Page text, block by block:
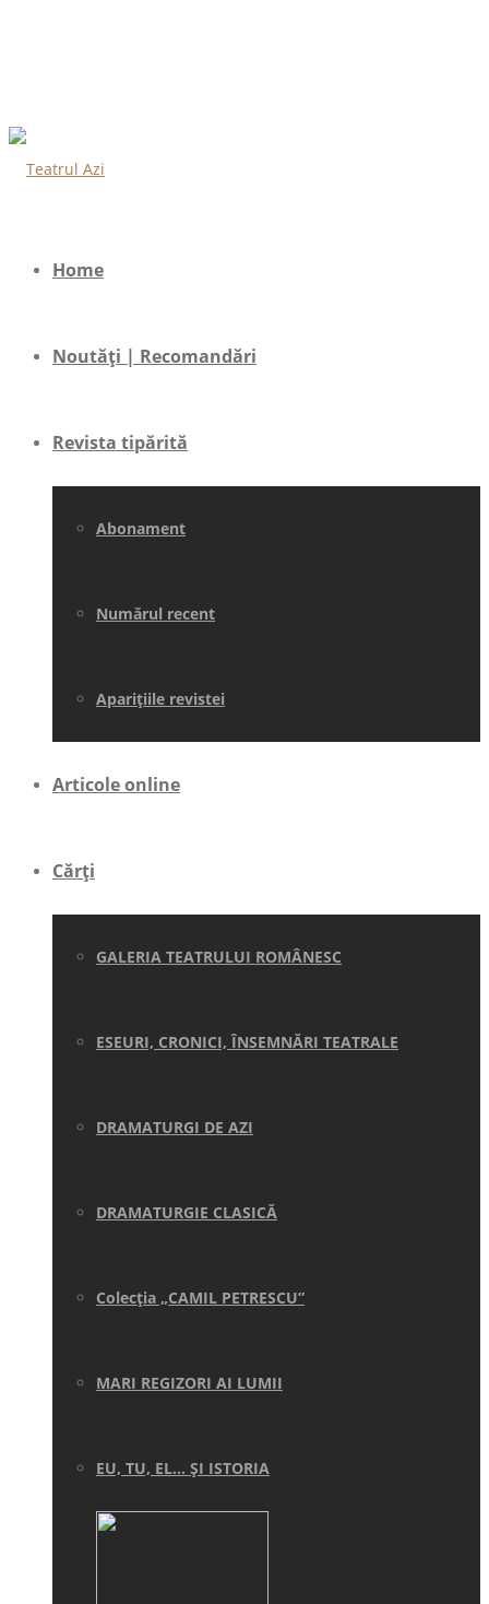
Home
Noutăți | Recomandări
Revista tipărită
Abonament
Numărul recent
Aparițiile revistei
Articole online
Cărți
GALERIA TEATRULUI ROMÂNESC
ESEURI, CRONICI, ÎNSEMNĂRI TEATRALE
DRAMATURGI DE AZI
DRAMATURGIE CLASICĂ
Colecţia „CAMIL PETRESCU”
MARI REGIZORI AI LUMII
EU, TU, EL… ŞI ISTORIA